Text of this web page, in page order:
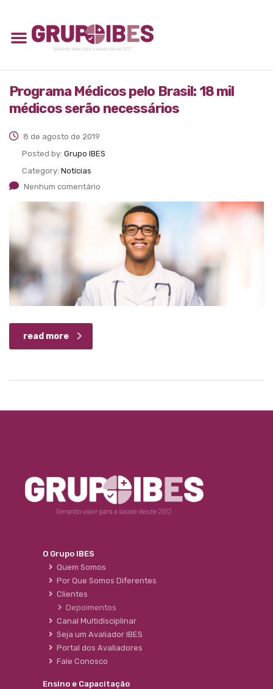
Programa Médicos pelo Brasil: 18 mil
médicos serão necessários
8 de agosto de 2019
Posted by: Grupo IBES
Category: Notícias
Nenhum comentário
read more
O Grupo IBES
Quem Somos
Por Que Somos Diferentes
Clientes
Depoimentos
Canal Multidisciplinar
Seja um Avaliador IBES
Portal dos Avaliadores
Fale Conosco
Ensino e Capacitação